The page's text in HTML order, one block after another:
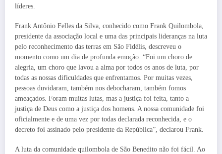
líderes.
Frank Antônio Felles da Silva, conhecido como Frank Quilombola,
presidente da associação local e uma das principais lideranças na luta
pelo reconhecimento das terras em São Fidélis, descreveu o
momento como um dia de profunda emoção. “Foi um choro de
alegria, um choro que lavou a alma por todos os anos de luta, por
todas as nossas dificuldades que enfrentamos. Por muitas vezes,
pessoas duvidaram, também nos debocharam, também fomos
ameaçados. Foram muitas lutas, mas a justiça foi feita, tanto a
justiça de Deus como a justiça dos homens. A nossa comunidade foi
oficialmente e de uma vez por todas declarada reconhecida, e o
decreto foi assinado pelo presidente da República”, declarou Frank.
A luta da comunidade quilombola de São Benedito não foi fácil. Ao